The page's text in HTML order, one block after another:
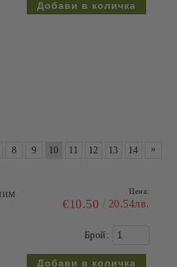
8 9 10 11 12 13 14 »
Цена:
€9.71 18.99лв.
Брой: